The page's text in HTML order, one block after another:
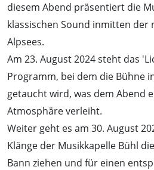
diesem Abend präsentiert die
klassischen Sound inmitten der
Alpsees.
Am 23. August 2024 steht das
Programm, bei dem die Bühne
getaucht wird, was dem Abend
Atmosphäre verleiht.
Weiter geht es am 30. August
Klänge der Musikkapelle Bühl
Bann ziehen und für einen